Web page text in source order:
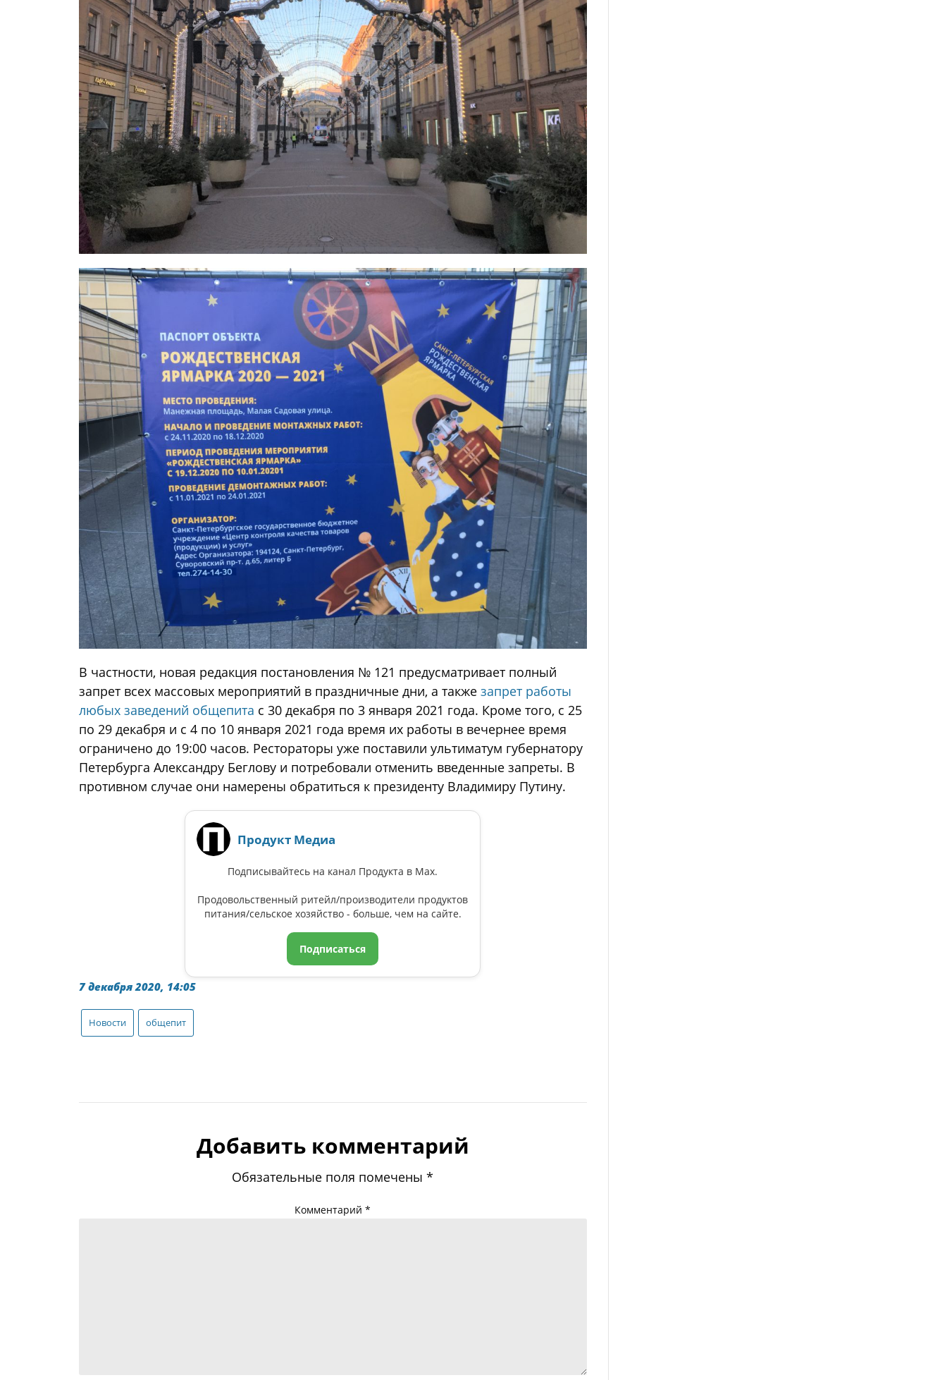
В частности, новая редакция постановления № 121 предусматривает полный
запрет всех массовых мероприятий в праздничные дни, а также запрет работы
любых заведений общепита с 30 декабря по 3 января 2021 года. Кроме того, с 25
по 29 декабря и с 4 по 10 января 2021 года время их работы в вечернее время
ограничено до 19:00 часов. Рестораторы уже поставили ультиматум губернатору
Петербурга Александру Беглову и потребовали отменить введенные запреты. В
противном случае они намерены обратиться к президенту Владимиру Путину.
Продукт Медиа
Подписывайтесь на канал Продукта в Max.
Продовольственный ритейл/производители продуктов
питания/сельское хозяйство - больше, чем на сайте.
Подписаться
7 декабря 2020, 14:05
Новости общепит
Добавить комментарий
Обязательные поля помечены*
Комментарий*